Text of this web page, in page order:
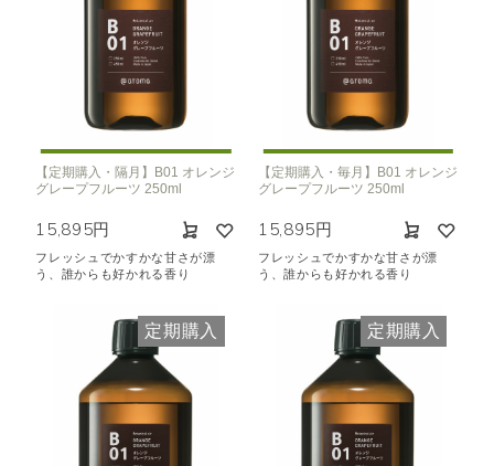
【定期購入・隔月】B01 オレンジ
グレープフルーツ 250ml
15,895円
フレッシュでかすかな甘さが漂
う、誰からも好かれる香り
【定期購入・毎月】B01 オレンジ
グレープフルーツ 250ml
15,895円
フレッシュでかすかな甘さが漂
う、誰からも好かれる香り
定期購入 定期購入